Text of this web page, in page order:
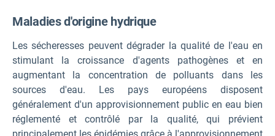
Maladies d'origine hydrique
Les sécheresses peuvent dégrader la qualité de l'eau en
stimulant la croissance d'agents pathogènes et en
augmentant la concentration de polluants dans les
sources d'eau. Les pays européens disposent
généralement d'un approvisionnement public en eau bien
réglementé et contrôlé par la qualité, qui prévient
principalement les épidémies grâce à l'approvisionnement